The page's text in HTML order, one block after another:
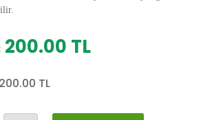
Orijinal
350.00 TL.
200.00 TLŞu
200.00 TL